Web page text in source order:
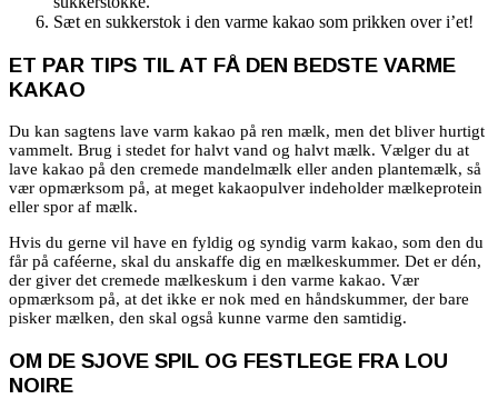
Sæt en sukkerstok i den varme kakao som prikken over i’et!
ET PAR TIPS TIL AT FÅ DEN BEDSTE VARME
KAKAO
Du kan sagtens lave varm kakao på ren mælk, men det bliver hurtigt
vammelt. Brug i stedet for halvt vand og halvt mælk. Vælger du at
lave kakao på den cremede mandelmælk eller anden plantemælk, så
vær opmærksom på, at meget kakaopulver indeholder mælkeprotein
eller spor af mælk.
Hvis du gerne vil have en fyldig og syndig varm kakao, som den du
får på caféerne, skal du anskaffe dig en mælkeskummer. Det er dén,
der giver det cremede mælkeskum i den varme kakao. Vær
opmærksom på, at det ikke er nok med en håndskummer, der bare
pisker mælken, den skal også kunne varme den samtidig.
OM DE SJOVE SPIL OG FESTLEGE FRA LOU
NOIRE